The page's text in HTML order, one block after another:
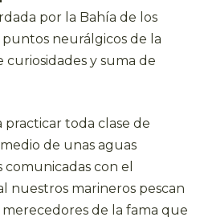
por la Bahía de los
neurálgicos de la
curiosidades y suma de
practicar toda clase de
de unas aguas
comunicadas con el
nuestros marineros pescan
de la fama que